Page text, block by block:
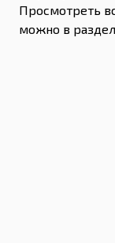
Просмотреть
можно в